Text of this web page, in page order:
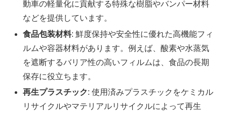
動車の軽量化に貢献する特殊な樹脂やバンパー材料
などを提供しています。
食品包装材料: 鮮度保持や安全性に優れた高機能フィ
ルムや容器材料があります。例えば、酸素や水蒸気
を遮断するバリア性の高いフィルムは、食品の長期
保存に役立ちます。
再生プラスチック: 使用済みプラスチックをケミカル
リサイクルやマテリアルリサイクルによって再生